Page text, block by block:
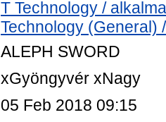
T Technology /
Technology (General)
ALEPH SWORD
xGyöngyvér xNagy
05 Feb 2018 09:15